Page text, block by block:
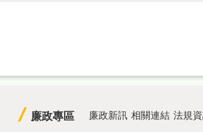
廉政專區 廉政新訊 相關連結 法規